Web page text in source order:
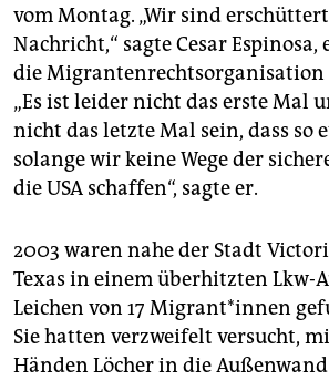
vom Montag. „Wir sind
Nachricht,“ sagte Cesar
die ­Migrantenrechtsorganisation
„Es ist leider nicht das erste Mal
nicht das letzte Mal sein, dass so
solange wir keine Wege der
die USA schaffen“, sagte er.
2003 waren nahe der Stadt
Texas in einem überhitzten Lkw-
Leichen von 17 Mi­gran­t*in­nen
Sie hatten verzweifelt versucht,
Händen Löcher in die